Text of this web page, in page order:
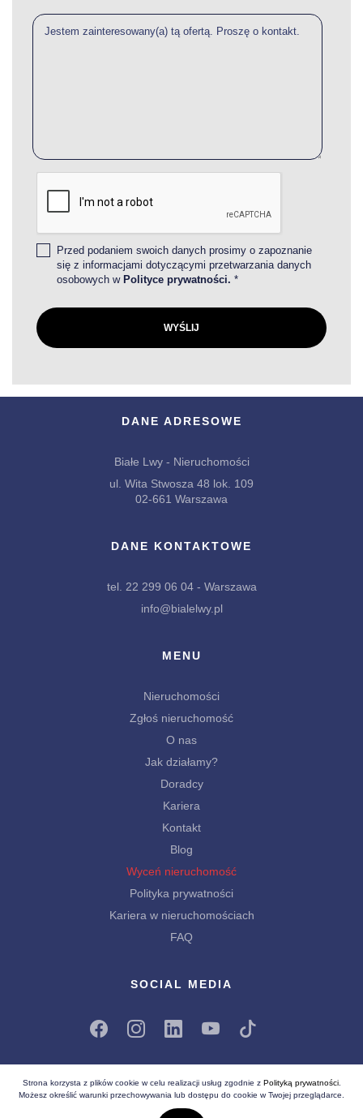
Przed podaniem swoich danych prosimy o zapoznanie
się z informacjami dotyczącymi przetwarzania danych
osobowych w Polityce prywatności. *
DANE ADRESOWE
Białe Lwy - Nieruchomości
ul. Wita Stwosza 48 lok. 109
02-661 Warszawa
DANE KONTAKTOWE
tel. 22 299 06 04 - Warszawa
info@bialelwy.pl
MENU
Nieruchomości
Zgłoś nieruchomość
O nas
Jak działamy?
Doradcy
Kariera
Kontakt
Blog
Wyceń nieruchomość
Polityka prywatności
Kariera w nieruchomościach
FAQ
SOCIAL MEDIA
Wszelkie prawa zastrzeżone (C) 2026
Strona korzysta z plików cookie w celu realizacji usług zgodnie z Polityką prywatności.
Możesz określić warunki przechowywania lub dostępu do cookie w Twojej przeglądarce.